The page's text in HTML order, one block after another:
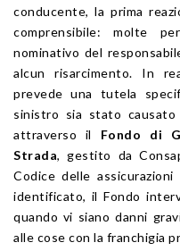
conducente, la prima
comprensibile: molte
nominativo del
alcun risarcimento. In
prevede una tutela
sinistro sia stato
attraverso il Fondo di
Strada, gestito da
Codice delle
identificato, il Fondo
quando vi siano danni
alle cose con la franchigia